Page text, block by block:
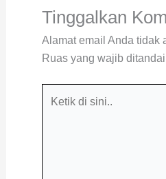
Tinggalkan
Alamat email Anda tidak
Ruas yang wajib ditandai